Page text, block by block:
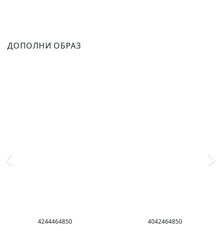
ДОПОЛНИ ОБРАЗ
4244464850 4042464850